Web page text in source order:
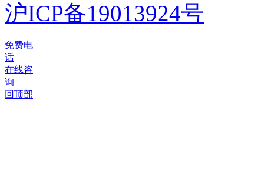
沪ICP备19013924号
©
2012-
2026
聚
鲜
坊
免费电
话
在线咨
询
回顶部